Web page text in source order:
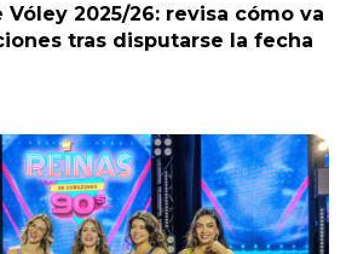
Vóley 2025/26: revisa cómo va
tras disputarse la fecha